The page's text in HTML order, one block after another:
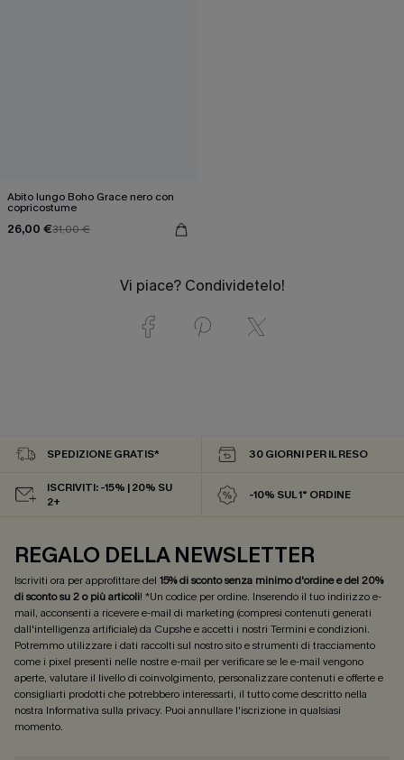
Abito lungo Boho Grace nero con
copricostume
26,00 €31,00 €
Vi piace? Condividetelo!
SPEDIZIONE GRATIS* 30 GIORNI PER IL RESO
ISCRIVITI: -15% | 20% SU
2+
-10% SUL 1° ORDINE
REGALO DELLA NEWSLETTER
Iscriviti ora per approfittare del 15% di sconto senza minimo d'ordine e del 20%
di sconto su 2 o più articoli! *Un codice per ordine. Inserendo il tuo indirizzo e-
mail, acconsenti a ricevere e-mail di marketing (compresi contenuti generati
dall'intelligenza artificiale) da Cupshe e accetti i nostri Termini e condizioni.
Potremmo utilizzare i dati raccolti sul nostro sito e strumenti di tracciamento
come i pixel presenti nelle nostre e-mail per verificare se le e-mail vengono
aperte, valutare il livello di coinvolgimento, personalizzare contenuti e offerte e
consigliarti prodotti che potrebbero interessarti, il tutto come descritto nella
nostra Informativa sulla privacy. Puoi annullare l'iscrizione in qualsiasi
momento.